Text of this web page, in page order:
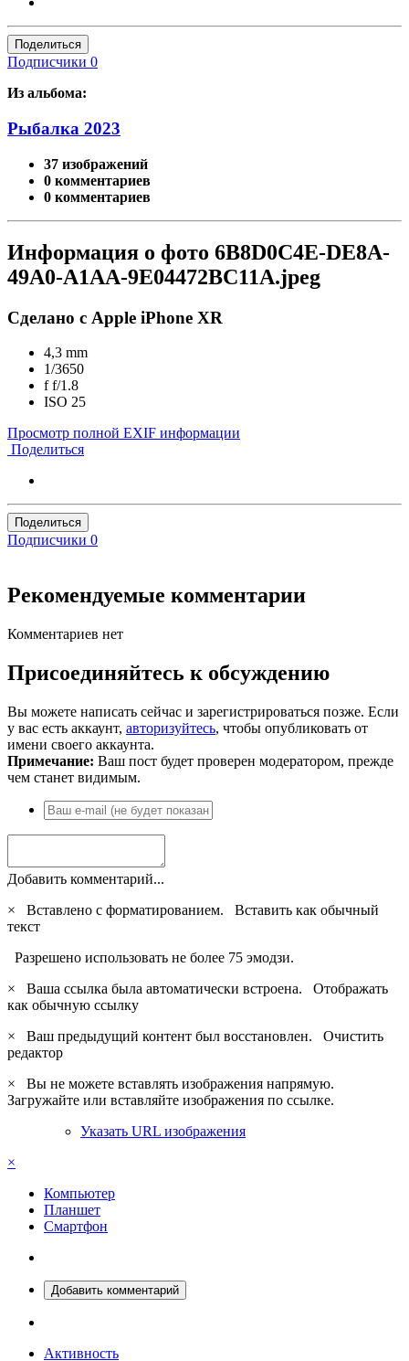
Поделиться
Подписчики 0
Из альбома:
Рыбалка 2023
37 изображений
0 комментариев
0 комментариев
Информация о фото 6B8D0C4E-DE8A-
49A0-A1AA-9E04472BC11A.jpeg
Сделано с Apple iPhone XR
4,3 mm
1/3650
ff/1.8
ISO 25
Просмотр полной EXIF информации
Поделиться
Поделиться
Подписчики 0
Рекомендуемые комментарии
Комментариев нет
Присоединяйтесь к обсуждению
Вы можете написать сейчас и зарегистрироваться позже. Если
у вас есть аккаунт, авторизуйтесь, чтобы опубликовать от
имени своего аккаунта.
Примечание: Ваш пост будет проверен модератором, прежде
чем станет видимым.
Добавить комментарий...
×
Вставлено с форматированием. Вставить как обычный
текст
Разрешено использовать не более 75 эмодзи.
×
Ваша ссылка была автоматически встроена. Отображать
как обычную ссылку
×
Ваш предыдущий контент был восстановлен. Очистить
редактор
×
Вы не можете вставлять изображения напрямую.
Загружайте или вставляйте изображения по ссылке.
Указать URL изображения
×
Компьютер
Планшет
Смартфон
Добавить комментарий
Активность